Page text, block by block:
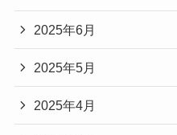
2025年6月
2025年5月
2025年4月